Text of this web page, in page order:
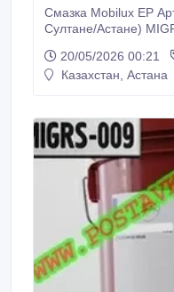
Смазка Mobilux EP Арт.: MIGRS-010 (Купить в Нур-
Султане/Астане)
состоящее из пяти
индустриальных
характеристиками.
20/05/2026 00:21
Казахстан, Астана